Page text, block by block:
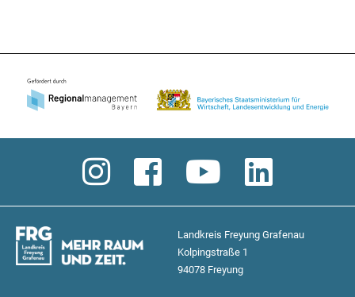
Landkreis Freyung Grafenau
Kolpingstraße 1
94078 Freyung